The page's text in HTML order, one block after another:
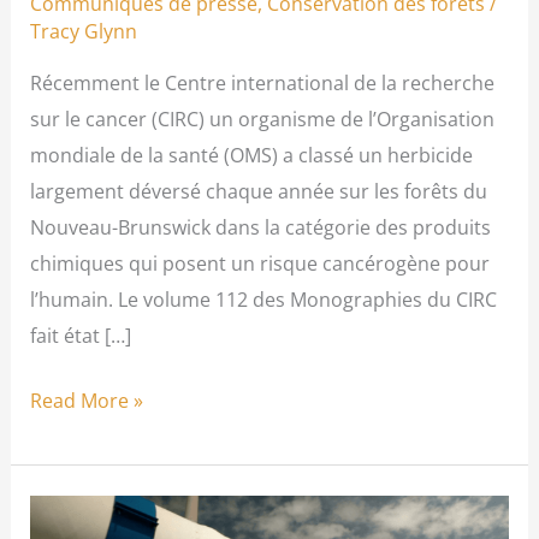
Tracy Glynn
Récemment le Centre international de la recherche
sur le cancer (CIRC) un organisme de l’Organisation
mondiale de la santé (OMS) a classé un herbicide
largement déversé chaque année sur les forêts du
Nouveau-Brunswick dans la catégorie des produits
chimiques qui posent un risque cancérogène pour
l’humain. Le volume 112 des Monographies du CIRC
fait état […]
Read More »
Le